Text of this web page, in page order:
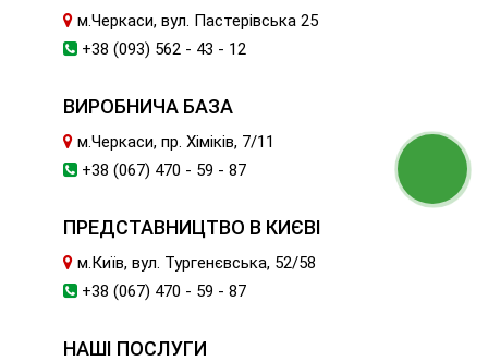
м.Черкаси, вул. Пастерівська 25
+38 (093) 562 - 43 - 12
ВИРОБНИЧА БАЗА
м.Черкаси, пр. Хіміків, 7/11
+38 (067) 470 - 59 - 87
ПРЕДСТАВНИЦТВО В КИЄВІ
м.Київ, вул. Тургенєвська, 52/58
+38 (067) 470 - 59 - 87
НАШІ ПОСЛУГИ